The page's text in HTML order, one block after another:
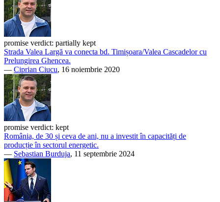
promise verdict: partially kept
Strada Valea Largă va conecta bd. Timișoara/Valea Cascadelor cu
Prelungirea Ghencea.
— Ciprian Ciucu, 16 noiembrie 2020
promise verdict: kept
România, de 30 și ceva de ani, nu a investit în capacități de
producție în sectorul energetic.
— Sebastian Burduja, 11 septembrie 2024